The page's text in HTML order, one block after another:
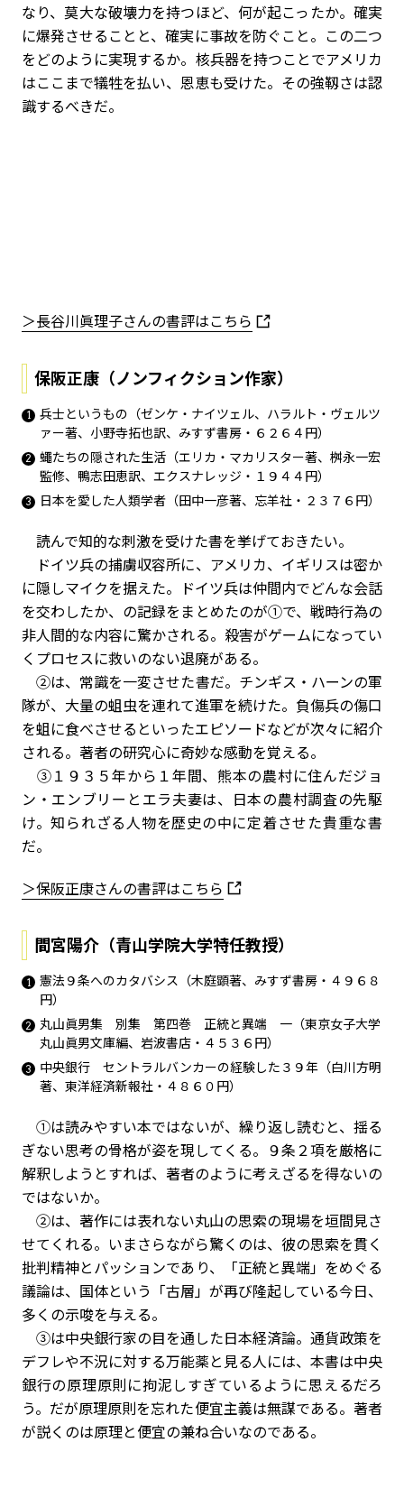
なり、莫大な破壊力を持つほど、何が起こったか。確実
に爆発させることと、確実に事故を防ぐこと。この二つ
をどのように実現するか。核兵器を持つことでアメリカ
はここまで犠牲を払い、恩恵も受けた。その強靱さは認
識するべきだ。
＞長谷川眞理子さんの書評はこちら
保阪正康（ノンフィクション作家）
兵士というもの（ゼンケ・ナイツェル、ハラルト・ヴェルツ
ァー著、小野寺拓也訳、みすず書房・６２６４円）
蠅たちの隠された生活（エリカ・マカリスター著、桝永一宏
監修、鴨志田恵訳、エクスナレッジ・１９４４円）
日本を愛した人類学者（田中一彦著、忘羊社・２３７６円）
読んで知的な刺激を受けた書を挙げておきたい。
ドイツ兵の捕虜収容所に、アメリカ、イギリスは密か
に隠しマイクを据えた。ドイツ兵は仲間内でどんな会話
を交わしたか、の記録をまとめたのが①で、戦時行為の
非人間的な内容に驚かされる。殺害がゲームになってい
くプロセスに救いのない退廃がある。
②は、常識を一変させた書だ。チンギス・ハーンの軍
隊が、大量の蛆虫を連れて進軍を続けた。負傷兵の傷口
を蛆に食べさせるといったエピソードなどが次々に紹介
される。著者の研究心に奇妙な感動を覚える。
③１９３５年から１年間、熊本の農村に住んだジョ
ン・エンブリーとエラ夫妻は、日本の農村調査の先駆
け。知られざる人物を歴史の中に定着させた貴重な書
だ。
＞保阪正康さんの書評はこちら
間宮陽介（青山学院大学特任教授）
憲法９条へのカタバシス（木庭顕著、みすず書房・４９６８
円）
丸山眞男集 別集 第四巻 正統と異端 一（東京女子大学
丸山眞男文庫編、岩波書店・４５３６円）
中央銀行 セントラルバンカーの経験した３９年（白川方明
著、東洋経済新報社・４８６０円）
①は読みやすい本ではないが、繰り返し読むと、揺る
ぎない思考の骨格が姿を現してくる。９条２項を厳格に
解釈しようとすれば、著者のように考えざるを得ないの
ではないか。
②は、著作には表れない丸山の思索の現場を垣間見さ
せてくれる。いまさらながら驚くのは、彼の思索を貫く
批判精神とパッションであり、「正統と異端」をめぐる
議論は、国体という「古層」が再び隆起している今日、
多くの示唆を与える。
③は中央銀行家の目を通した日本経済論。通貨政策を
デフレや不況に対する万能薬と見る人には、本書は中央
銀行の原理原則に拘泥しすぎているように思えるだろ
う。だが原理原則を忘れた便宜主義は無謀である。著者
が説くのは原理と便宜の兼ね合いなのである。